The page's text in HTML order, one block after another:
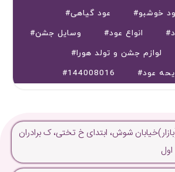
خوشبو
#عود گیاهی
#انواع عود
#وسایل جشن
#لوازم جشن و تولد هورا
عود #144008016
منطقه ۱۲(بازار)خیابان شوش، ابتدای خ تختی، ک برادران